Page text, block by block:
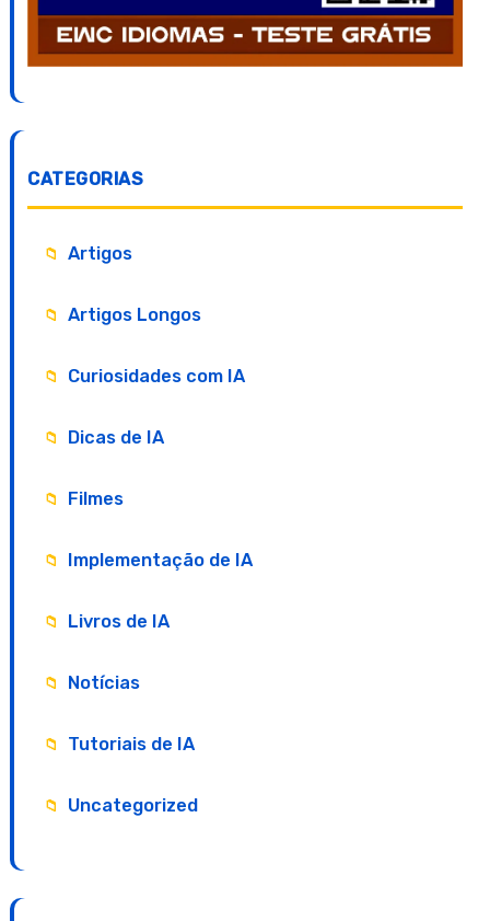
CATEGORIAS
Artigos
Artigos Longos
Curiosidades com IA
Dicas de IA
Filmes
Implementação de IA
Livros de IA
Notícias
Tutoriais de IA
Uncategorized